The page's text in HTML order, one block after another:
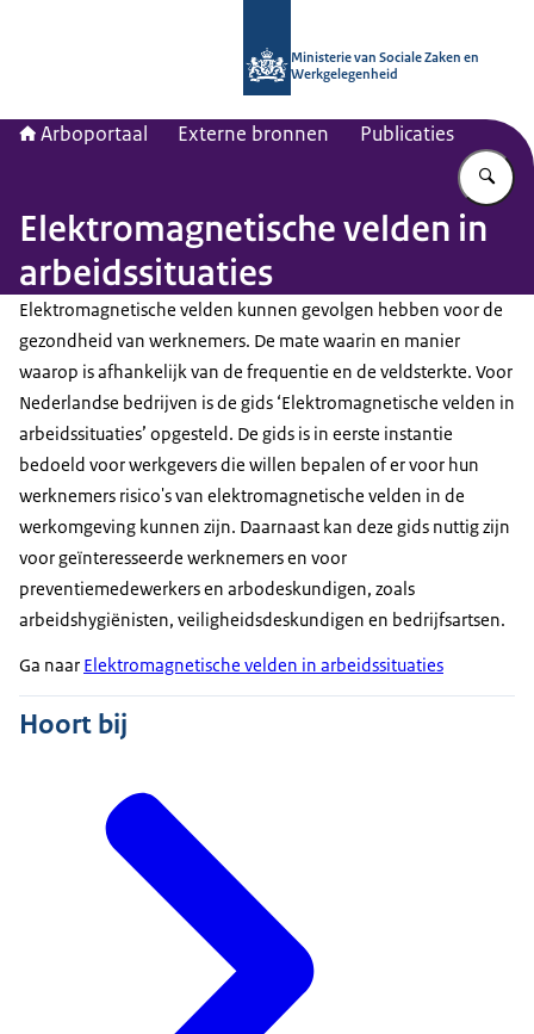
Ministerie van Sociale Zaken en
Werkgelegenheid
Arboportaal Externe bronnen Publicaties
Elektromagnetische velden in
arbeidssituaties
Elektromagnetische velden kunnen gevolgen hebben voor de
gezondheid van werknemers. De mate waarin en manier
waarop is afhankelijk van de frequentie en de veldsterkte. Voor
Nederlandse bedrijven is de gids ‘Elektromagnetische velden in
arbeidssituaties’ opgesteld. De gids is in eerste instantie
bedoeld voor werkgevers die willen bepalen of er voor hun
werknemers risico's van elektromagnetische velden in de
werkomgeving kunnen zijn. Daarnaast kan deze gids nuttig zijn
voor geïnteresseerde werknemers en voor
preventiemedewerkers en arbodeskundigen, zoals
arbeidshygiënisten, veiligheidsdeskundigen en bedrijfsartsen.
Ga naar Elektromagnetische velden in arbeidssituaties
Hoort bij